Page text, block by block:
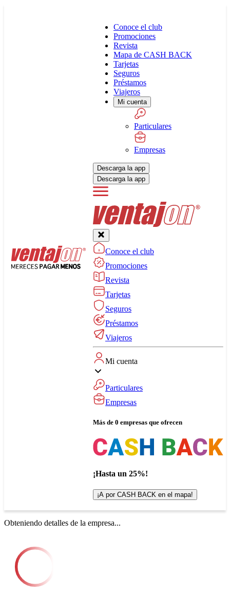
Conoce el club
Promociones
Revista
Mapa de CASH BACK
Tarjetas
Seguros
Préstamos
Viajeros
Mi cuenta
Particulares
Empresas
Descarga la app
Descarga la app
Conoce el club
Promociones
Revista
Tarjetas
Seguros
Préstamos
Viajeros
Mi cuenta
Particulares
Empresas
Más de 0 empresas que ofrecen
¡Hasta un 25%!
¡A por CASH BACK en el mapa!
Obteniendo detalles de la empresa...